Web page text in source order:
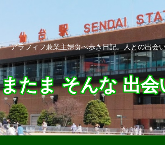
アラフィフ兼業主婦食べ歩き日記。人との出会
たま そんな 出